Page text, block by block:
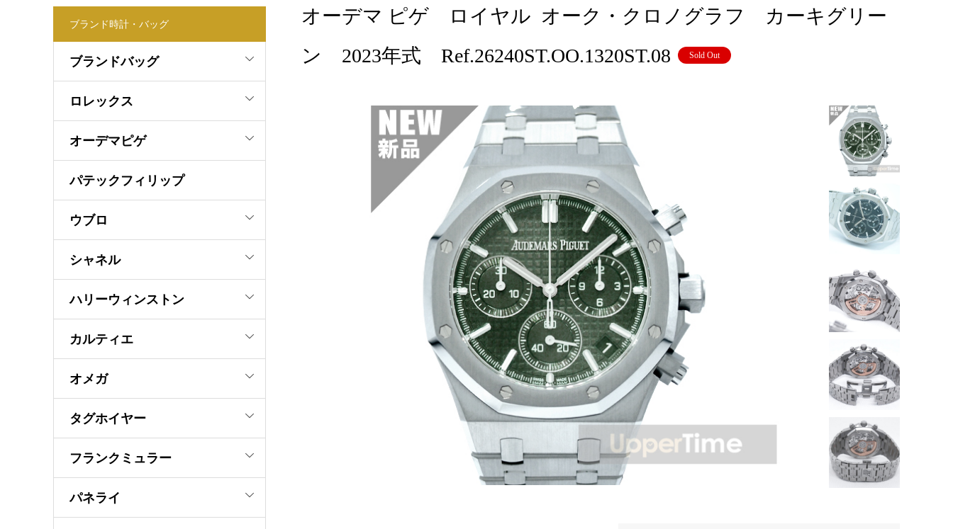
オーデマ ピゲ ロイヤル オーク・クロノグラフ カーキグリー
ン 2023年式 Ref.26240ST.OO.1320ST.08
Sold Out
ブランド時計・バッグ
ブランドバッグ
ロレックス
オーデマピゲ
パテックフィリップ
ウブロ
シャネル
ハリーウィンストン
カルティエ
オメガ
タグホイヤー
フランクミュラー
パネライ